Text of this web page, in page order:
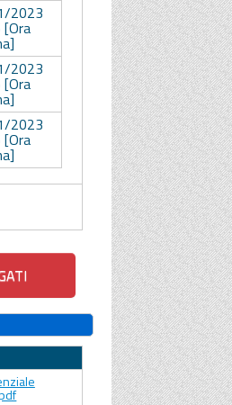
2023
[Ora
2023
[Ora
2023
[Ora